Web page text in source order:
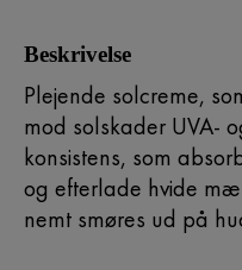
Beskrivelse
Plejende solcreme,
mod solskader UVA-
konsistens, som
og efterlade hvide
nemt smøres ud på